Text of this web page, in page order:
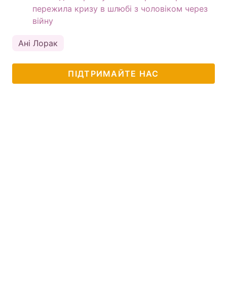
пережила кризу в шлюбі з чоловіком через
війну
Ані Лорак
ПІДТРИМАЙТЕ НАС